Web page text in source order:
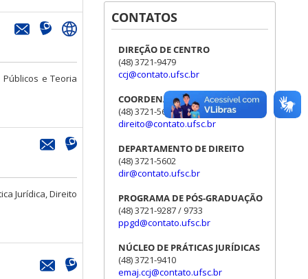
e Teoria
Jurídica, Direito
CONTATOS
DIREÇÃO DE CENTRO
(48) 3721-9479
ccj@contato.ufsc.br
COORDENAÇÃO DE CURSO
(48) 3721-5601 / 5603 / 5604
direito@contato.ufsc.br
DEPARTAMENTO DE DIREITO
(48) 3721-5602
dir@contato.ufsc.br
PROGRAMA DE PÓS-GRADUAÇÃO
(48) 3721-9287 / 9733
ppgd@contato.ufsc.br
NÚCLEO DE PRÁTICAS JURÍDICAS
(48) 3721-9410
emaj.ccj@contato.ufsc.br